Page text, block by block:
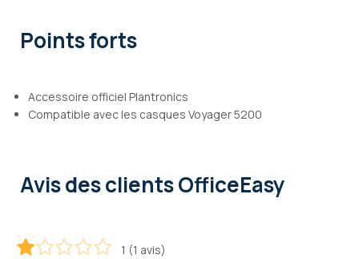
Points forts
Accessoire officiel Plantronics
Compatible avec les casques Voyager 5200
Avis des clients OfficeEasy
1 (1 avis)